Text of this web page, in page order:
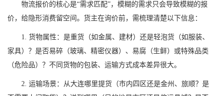
物流报价的核心是“需求匹配”，模糊的需求只会导致模糊的报
价，给隐形消费留空间。货主在询价前，需梳理清楚以下信息：
1. 货物属性：是重货（如金属、建材）还是轻泡货（如服装、
家具）？是否易碎（玻璃、精密仪器）、易腐（生鲜）或特殊品类
（危险品）？不同货物的包装、运输方式成本差异很大。
2. 运输场景：从大连哪里提货（市内四区还是金州、旅顺？是